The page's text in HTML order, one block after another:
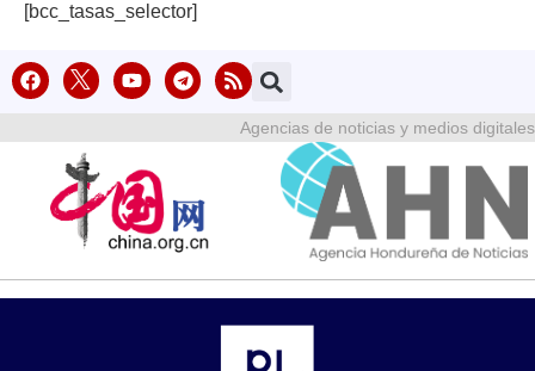
[bcc_tasas_selector]
Agencias de noticias y medios digitales